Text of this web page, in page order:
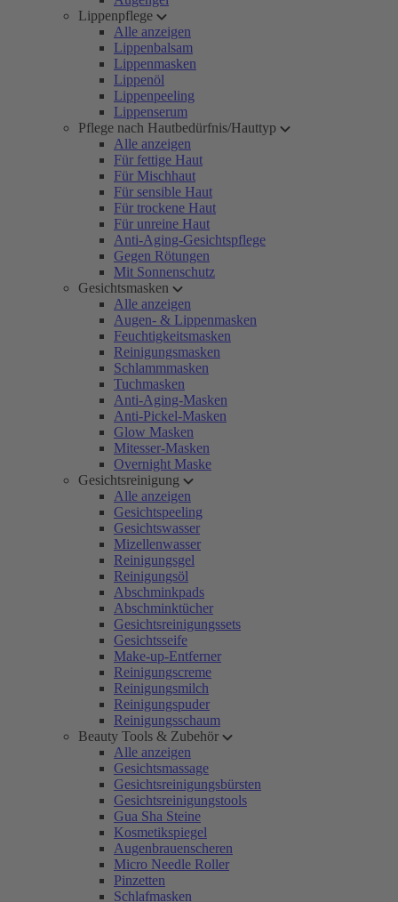
Lippenpflege
Alle anzeigen
Lippenbalsam
Lippenmasken
Lippenöl
Lippenpeeling
Lippenserum
Pflege nach Hautbedürfnis/Hauttyp
Alle anzeigen
Für fettige Haut
Für Mischhaut
Für sensible Haut
Für trockene Haut
Für unreine Haut
Anti-Aging-Gesichtspflege
Gegen Rötungen
Mit Sonnenschutz
Gesichtsmasken
Alle anzeigen
Augen- & Lippenmasken
Feuchtigkeitsmasken
Reinigungsmasken
Schlammmasken
Tuchmasken
Anti-Aging-Masken
Anti-Pickel-Masken
Glow Masken
Mitesser-Masken
Overnight Maske
Gesichtsreinigung
Alle anzeigen
Gesichtspeeling
Gesichtswasser
Mizellenwasser
Reinigungsgel
Reinigungsöl
Abschminkpads
Abschminktücher
Gesichtsreinigungssets
Gesichtsseife
Make-up-Entferner
Reinigungscreme
Reinigungsmilch
Reinigungspuder
Reinigungsschaum
Beauty Tools & Zubehör
Alle anzeigen
Gesichtsmassage
Gesichtsreinigungsbürsten
Gesichtsreinigungstools
Gua Sha Steine
Kosmetikspiegel
Augenbrauenscheren
Micro Needle Roller
Pinzetten
Schlafmasken